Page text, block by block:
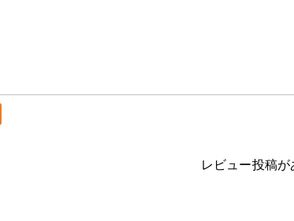
レビュー投稿が